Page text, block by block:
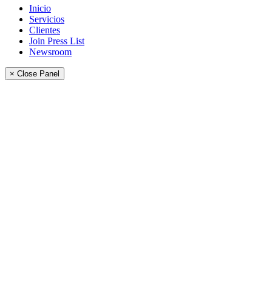
Inicio
Servicios
Clientes
Join Press List
Newsroom
× Close Panel